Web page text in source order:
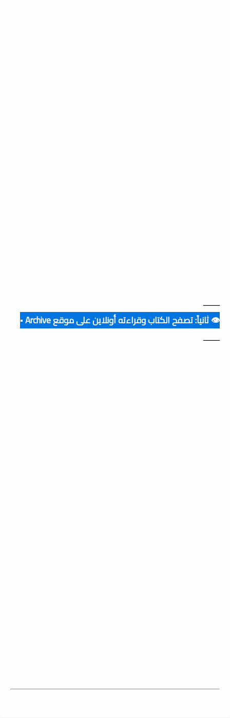
ــــــــ
👁️ ثانياً: تصفح الكتاب وقراءته أونلاين على موقع Archive ▪️
ــــــــ